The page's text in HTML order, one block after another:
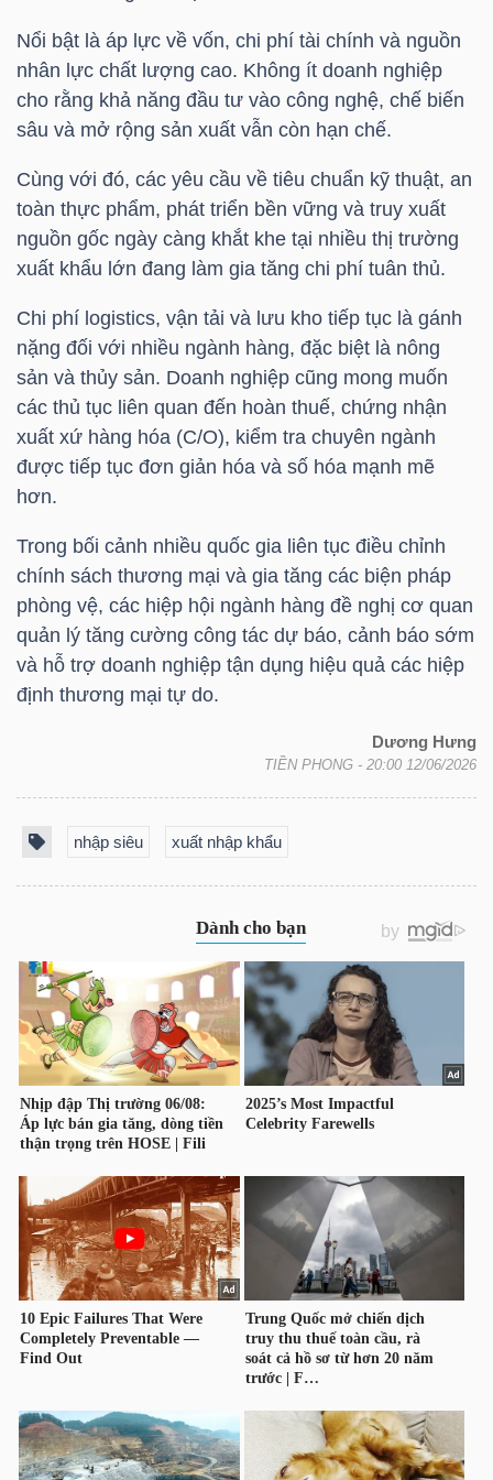
Nổi bật là áp lực về vốn, chi phí tài chính và nguồn
nhân lực chất lượng cao. Không ít doanh nghiệp
cho rằng khả năng đầu tư vào công nghệ, chế biến
sâu và mở rộng sản xuất vẫn còn hạn chế.
Cùng với đó, các yêu cầu về tiêu chuẩn kỹ thuật, an
toàn thực phẩm, phát triển bền vững và truy xuất
nguồn gốc ngày càng khắt khe tại nhiều thị trường
xuất khẩu lớn đang làm gia tăng chi phí tuân thủ.
Chi phí logistics, vận tải và lưu kho tiếp tục là gánh
nặng đối với nhiều ngành hàng, đặc biệt là nông
sản và thủy sản. Doanh nghiệp cũng mong muốn
các thủ tục liên quan đến hoàn thuế, chứng nhận
xuất xứ hàng hóa (C/O), kiểm tra chuyên ngành
được tiếp tục đơn giản hóa và số hóa mạnh mẽ
hơn.
Trong bối cảnh nhiều quốc gia liên tục điều chỉnh
chính sách thương mại và gia tăng các biện pháp
phòng vệ, các hiệp hội ngành hàng đề nghị cơ quan
quản lý tăng cường công tác dự báo, cảnh báo sớm
và hỗ trợ doanh nghiệp tận dụng hiệu quả các hiệp
định thương mại tự do.
Dương Hưng
TIỀN PHONG - 20:00 12/06/2026
nhập siêu xuất nhập khẩu
DÙNG
THIẾT
YẾU
CHĂM
SÓC
SỨC
KHỎE
TÀI
CHÍNH
NGHỆ
DỊCH
VỤ
TRUYỀN
THÔNG
TIỆN
ÍCH
ĐỘNG
SẢN